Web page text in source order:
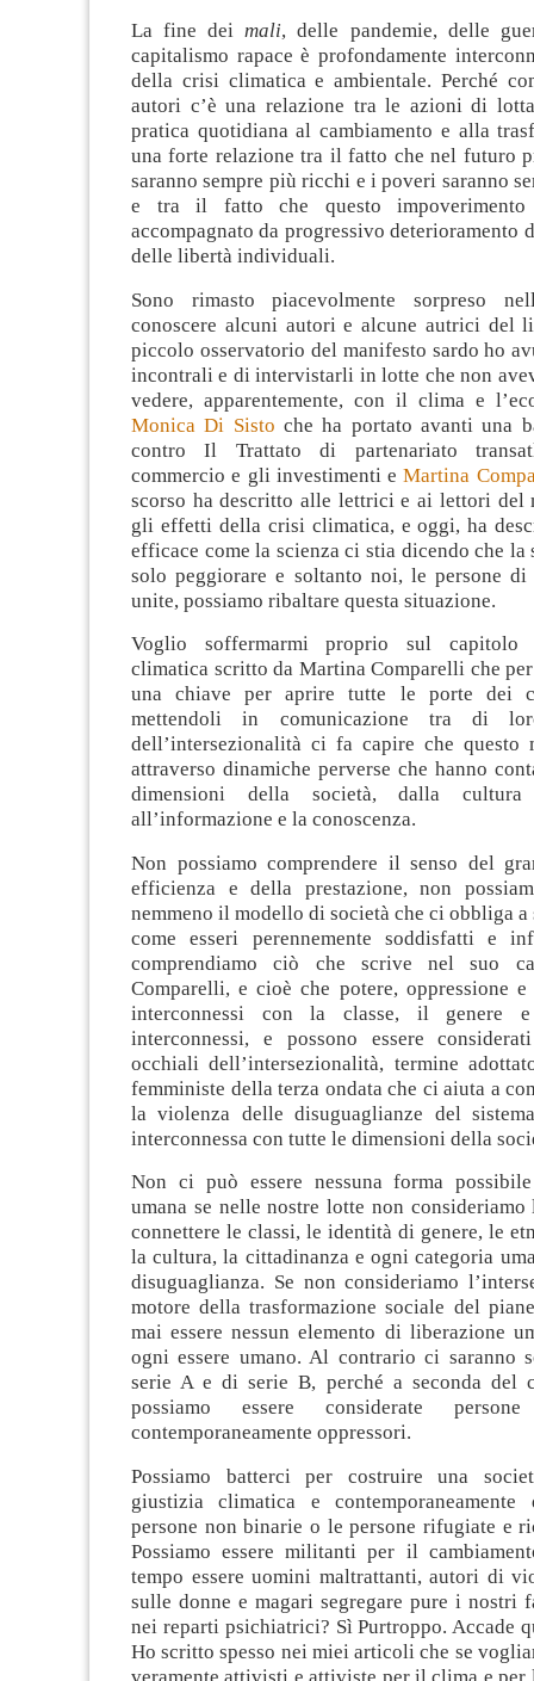
La fine deimali, delle pandemie, delle
capitalismo rapace è profondamente
della crisi climatica e ambientale. Perché
autori c’è una relazione tra le azioni di
pratica quotidiana al cambiamento e alla
una forte relazione tra il fatto che nel futuro
saranno sempre più ricchi e i poveri saranno
e tra il fatto che questo impoverimento
accompagnato da progressivo
delle libertà individuali.
Sono rimasto piacevolmente sorpreso
conoscere alcuni autori e alcune autrici del
piccolo osservatorio del manifesto sardo ho
incontrali e di intervistarli in lotte che non
vedere, apparentemente, con il clima e
Monica Di Sisto che ha portato avanti una
contro Il Trattato di partenariato
commercio e gli investimenti eMartina
scorso ha descritto alle lettrici e ai lettori del
gli effetti della crisi climatica, e oggi, ha
efficace come la scienza ci stia dicendo che la
solo peggiorare e soltanto noi, le persone
unite, possiamo ribaltare questa situazione.
Voglio soffermarmi proprio sul capitolo
climatica scritto da Martina Comparelli che per
una chiave per aprire tutte le porte dei
mettendoli in comunicazione tra di
dell’intersezionalità ci fa capire che questo
attraverso dinamiche perverse che hanno
dimensioni della società, dalla
all’informazione e la conoscenza.
Non possiamo comprendere il senso del
efficienza e della prestazione, non
nemmeno il modello di società che ci obbliga a
come esseri perennemente soddisfatti e
comprendiamo ciò che scrive nel suo
Comparelli, e cioè che potere, oppressione
interconnessi con la classe, il genere e
interconnessi, e possono essere
occhiali dell’intersezionalità, termine
femministe della terza ondata che ci aiuta a
la violenza delle disuguaglianze del
interconnessa con tutte le dimensioni della
Non ci può essere nessuna forma
umana se nelle nostre lotte non
connettere le classi, le identità di genere, le
la cultura, la cittadinanza e ogni categoria
disuguaglianza. Se non consideriamo
motore della trasformazione sociale del
mai essere nessun elemento di liberazione
ogni essere umano. Al contrario ci saranno
serie A e di serie B, perché a seconda del
possiamo essere considerate
contemporaneamente oppressori.
Possiamo batterci per costruire una
giustizia climatica e contemporaneamente
persone non binarie o le persone rifugiate e
Possiamo essere militanti per il
tempo essere uomini maltrattanti, autori di
sulle donne e magari segregare pure i nostri
nei reparti psichiatrici? Sì Purtroppo. Accade
Ho scritto spesso nei miei articoli che se
veramente attivisti e attiviste per il clima e per